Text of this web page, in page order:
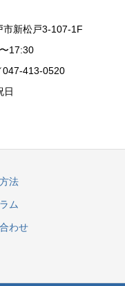
市新松戸3-107-1F
17:30
047-413-0520
日
法
ム
わせ